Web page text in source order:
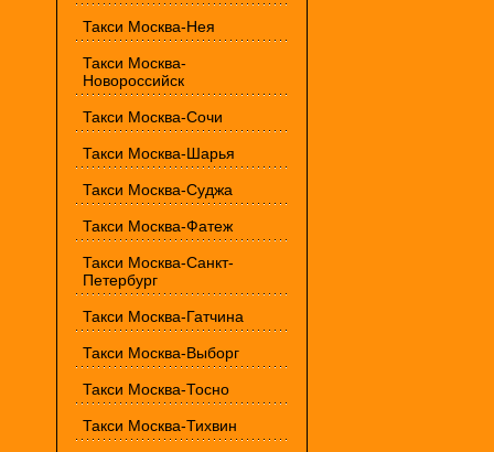
Такси Москва-Нея
Такси Москва-
Новороссийск
Такси Москва-Сочи
Такси Москва-Шарья
Такси Москва-Суджа
Такси Москва-Фатеж
Такси Москва-Санкт-
Петербург
Такси Москва-Гатчина
Такси Москва-Выборг
Такси Москва-Тосно
Такси Москва-Тихвин